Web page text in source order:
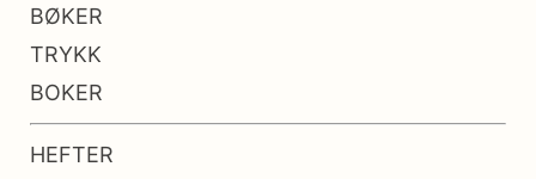
BØKER
TRYKK
BOKER
HEFTER